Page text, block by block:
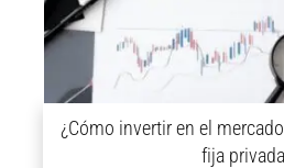
¿Cómo invertir en el
fija